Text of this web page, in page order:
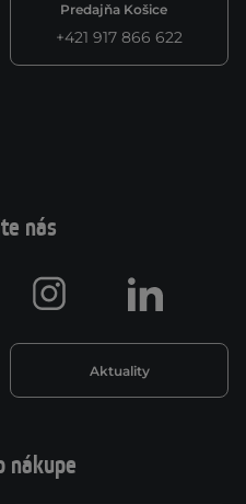
Predajňa Košice
+421 917 866 622
nákupe
nás
Aktuality
Instagram LinkedIn